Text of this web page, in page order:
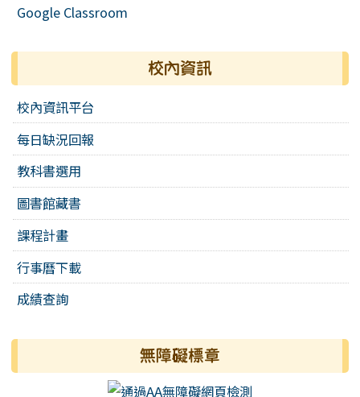
Google Classroom
校內資訊
校內資訊平台
每日缺況回報
教科書選用
圖書館藏書
課程計畫
行事曆下載
成績查詢
無障礙標章